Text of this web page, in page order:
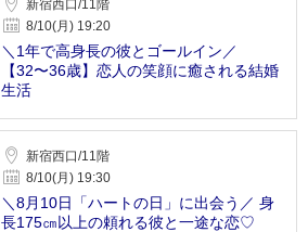
新宿西口/11階
8/10(月) 19:20
＼1年で高身長の彼とゴールイン／
【32〜36歳】恋人の笑顔に癒される結婚
生活
新宿西口/11階
8/10(月) 19:30
＼8月10日「ハートの日」に出会う／ 身
長175㎝以上の頼れる彼と一途な恋♡